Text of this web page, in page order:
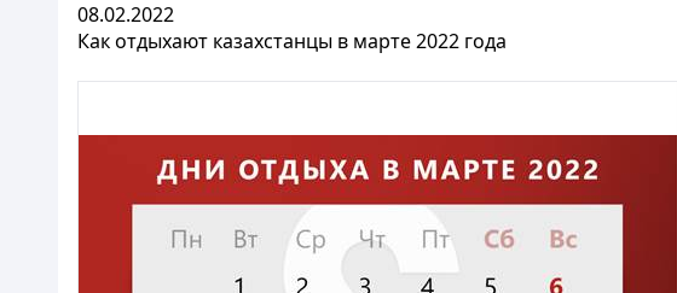
08.02.2022
Как отдыхают казахстанцы в марте 2022 года